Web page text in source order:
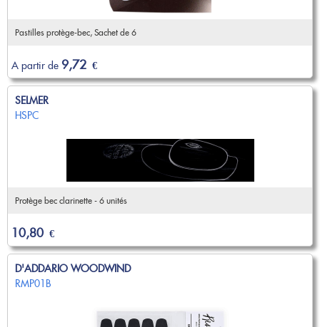
Pastilles protège-bec, Sachet de 6
A partir de 9,72 €
SELMER
HSPC
Protège bec clarinette - 6 unités
10,80 €
D'ADDARIO WOODWIND
RMP01B